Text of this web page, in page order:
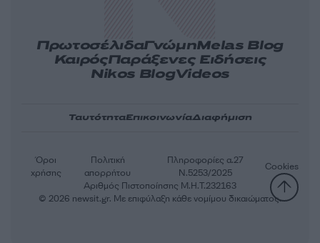
ΠρωτοσέλιδαΓνώμηMelas Blog
ΚαιρόςΠαράξενες Ειδήσεις
Nikos BlogVideos
ΤαυτότηταΕπικοινωνίαΔιαφήμιση
Αριθμός Πιστοποίησης Μ.Η.Τ.232163
Όροι
χρήσης
Πολιτική
απορρήτου
Πληροφορίες α.27
Ν.5253/2025
Cookies
© 2026 newsit.gr. Με επιφύλαξη κάθε νομίμου δικαιώματος.